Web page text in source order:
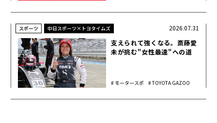
スポーツ 中日スポーツ×トヨタイムズ
支えられて強くなる。斎藤愛
未が挑む"女性最速"への道
モータースポ
TOYOTA GAZOO
2026.07.31